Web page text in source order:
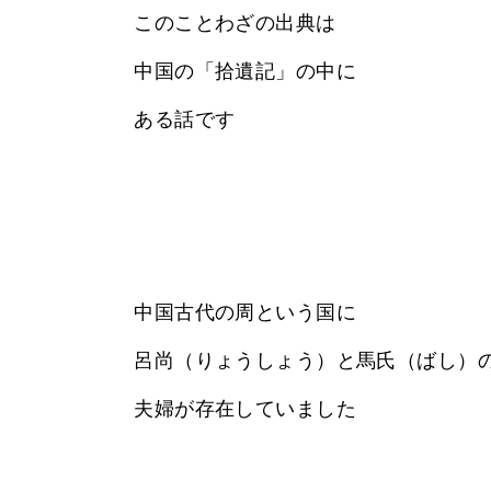
このことわざの出典は
中国の「拾遺記」の中に
ある話です
中国古代の周という国に
呂尚（りょうしょう）と馬氏（ばし）
夫婦が存在していました